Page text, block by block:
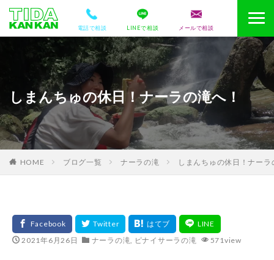
電話で相談 LINEで相談 メールで相談
しまんちゅの休日！ナーラの滝へ！
HOME ブログ一覧 ナーラの滝 しまんちゅの休日！ナーラ
2021年6月26日 ナーラの滝, ピナイサーラの滝 571view